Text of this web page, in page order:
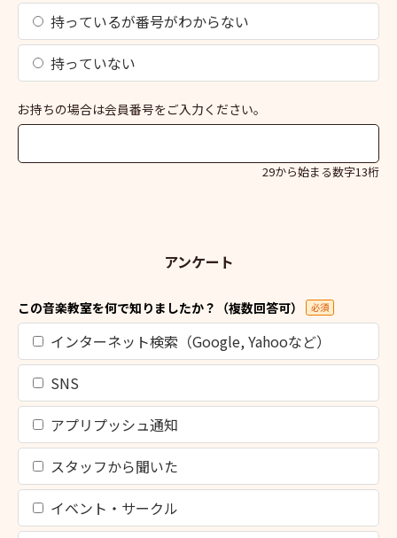
持っているが番号がわからない
持っていない
お持ちの場合は会員番号をご入力ください。
29から始まる数字13桁
アンケート
この音楽教室を何で知りましたか？（複数回答可） 必須
インターネット検索（Google, Yahooなど）
SNS
アプリプッシュ通知
スタッフから聞いた
イベント・サークル